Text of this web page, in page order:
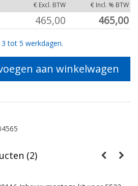
€ Excl. BTW € Incl. % BTW
465,00 465,00
tot 5 werkdagen.
aan winkelwagen
(2)